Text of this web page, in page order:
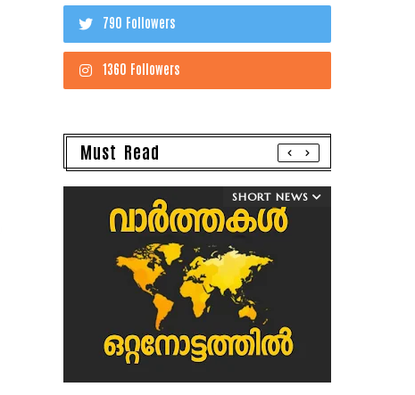
790 Followers
1360 Followers
Must Read
SHORT NEWS